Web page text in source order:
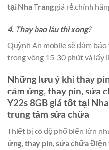
tại Nha Trang giá rẻ,chính
4. Thay bao lâu thì xong?
Quỳnh An mobile sẽ đảm
trong vòng 15-30 phút và lấy
Những lưu ý khi thay pin
cảm ứng, thay pin, sửa
Y22s 8GB giá tốt tại
trung tâm sửa chữa
Thiết bị có độ phổ biến lớn
ứng, thay pin, sửa chữa Điện